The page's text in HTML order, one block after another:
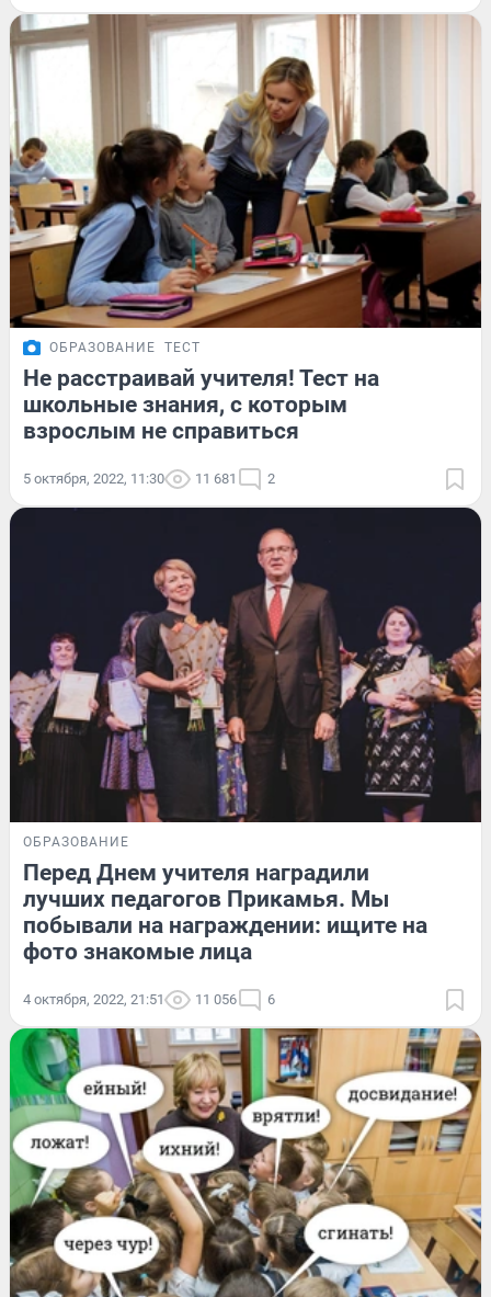
ОБРАЗОВАНИЕ ТЕСТ
Не расстраивай учителя! Тест на
школьные знания, с которым
взрослым не справиться
5 октября, 2022, 11:30 11 681 2
ОБРАЗОВАНИЕ
Перед Днем учителя наградили
лучших педагогов Прикамья. Мы
побывали на награждении: ищите на
фото знакомые лица
4 октября, 2022, 21:51 11 056 6